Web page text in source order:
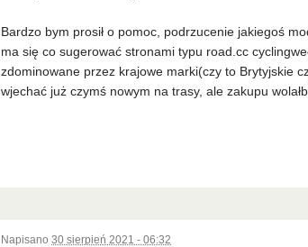
Bardzo bym prosił o pomoc, podrzucenie jakiegoś
ma się co sugerować stronami typu road.cc
zdominowane przez krajowe marki(czy to Brytyjskie
wjechać już czymś nowym na trasy, ale zakupu
Napisano 30 sierpień 2021 - 06:32